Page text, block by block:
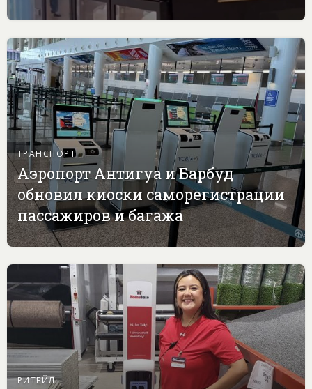
ТРАНСПОРТ
Аэропорт Антигуа и Барбуд
обновил киоски саморегистрации
пассажиров и багажа
РИТЕЙЛ